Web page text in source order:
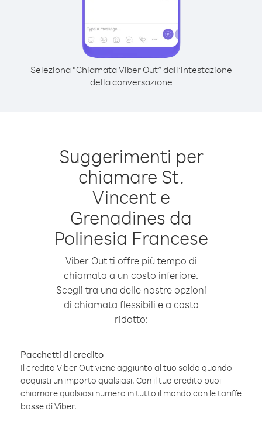
Seleziona “Chiamata Viber Out” dall’intestazione
della conversazione
Suggerimenti per
chiamare St.
Vincent e
Grenadines da
Polinesia Francese
Viber Out ti offre più tempo di
chiamata a un costo inferiore.
Scegli tra una delle nostre opzioni
di chiamata flessibili e a costo
ridotto:
Pacchetti di credito
Il credito Viber Out viene aggiunto al tuo saldo quando
acquisti un importo qualsiasi. Con il tuo credito puoi
chiamare qualsiasi numero in tutto il mondo con le tariffe
basse di Viber.